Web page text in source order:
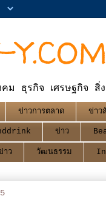
Y.COM
คม ธุรกิจ เศรษฐกิจ
ข่าวการตลาด ข่าว
ข่าว
าว วัฒนธรรม